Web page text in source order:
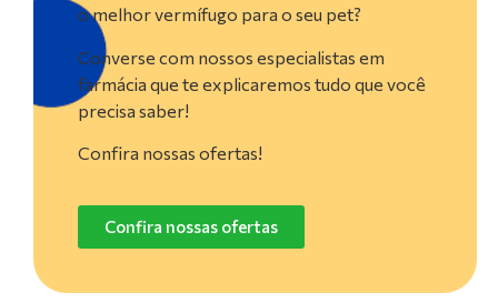
o melhor vermífugo para o seu pet?
Converse com nossos especialistas em
farmácia que te explicaremos tudo que você
precisa saber!
Confira nossas ofertas!
Confira nossas ofertas